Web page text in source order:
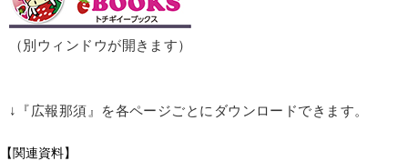
（別ウィンドウが開きます）
↓『広報那須』を各ページごとにダウンロードできます。
【関連資料】